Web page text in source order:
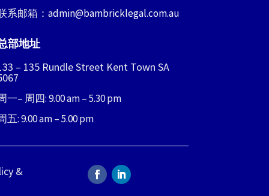
系邮箱： admin@bambricklegal.com.au
部地址
– 135 Rundle Street Kent Town SA
一– 周四: 9.00 am – 5.30 pm
五: 9.00 am – 5.00 pm
&